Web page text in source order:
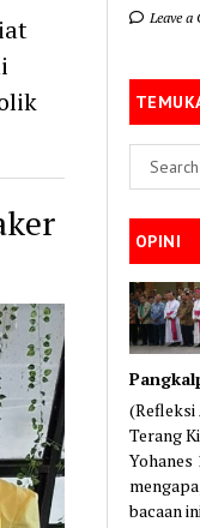
Leave
OPINI
(Refleksi
Terang
Yohanes
bacaan